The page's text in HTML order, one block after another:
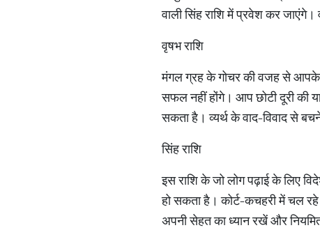
वाली सिंह राशि में प्रवेश कर
वृषभ राशि
मंगल ग्रह के गोचर की वजह से आपके
सफल नहीं होंगे। आप छोटी दूरी की
सकता है। व्यर्थ के वाद-विवाद से
सिंह राशि
इस राशि के जो लोग पढ़ाई के लिए
हो सकता है। कोर्ट-कचहरी में चल
अपनी सेहत का ध्यान रखें और